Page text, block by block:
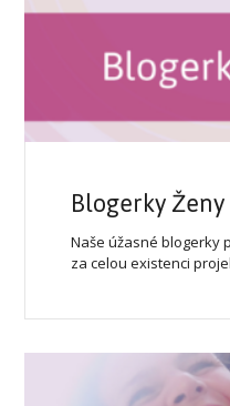
Blogerky
Naše úžasné blogerky
za celou existenci